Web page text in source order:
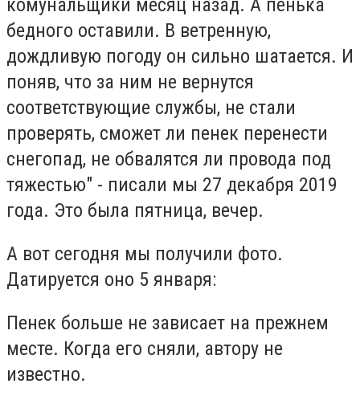
комунальщики месяц назад. А пенька
бедного оставили. В ветренную,
дождливую погоду он сильно шатается. И
поняв, что за ним не вернутся
соответствующие службы, не стали
проверять, сможет ли пенек перенести
снегопад, не обвалятся ли провода под
тяжестью" - писали мы 27 декабря 2019
года. Это была пятница, вечер.
А вот сегодня мы получили фото.
Датируется оно 5 января:
Пенек больше не зависает на прежнем
месте. Когда его сняли, автору не
известно.